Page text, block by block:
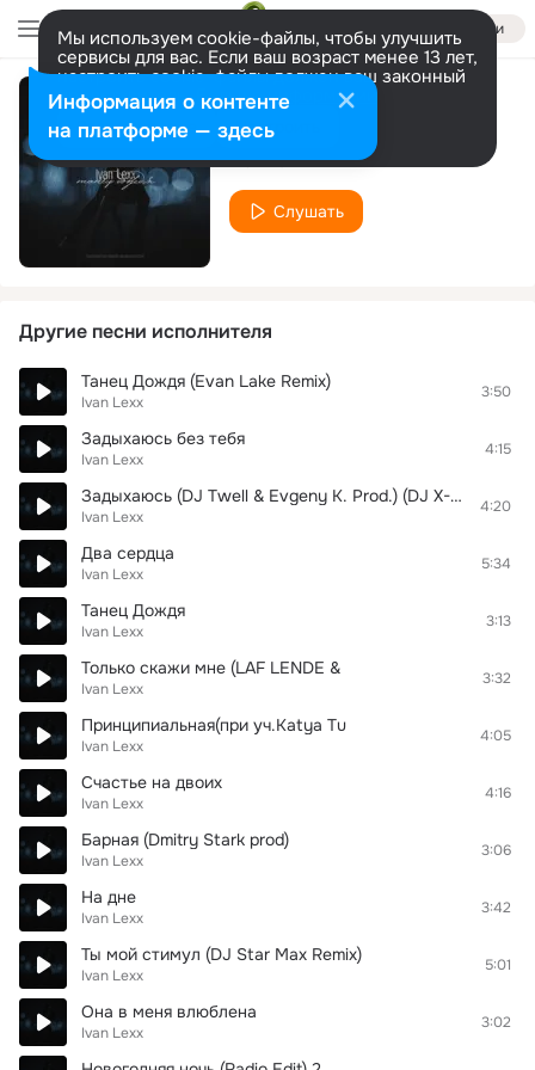
Войти
Мы используем cookie-файлы, чтобы улучшить
сервисы для вас. Если ваш возраст менее 13 лет,
настроить cookie-файлы должен ваш законный
представитель. Больше информации
Разрешить все Настроить
Не Моя
Ivan Lexx
Слушать
Другие песни исполнителя
Танец Дождя (Evan Lake Remix)
Ivan Lexx
3:50
Задыхаюсь без тебя
Ivan Lexx
4:15
Задыхаюсь (DJ Twell & Evgeny K. Prod.) (DJ X-KZ Dance Remix)
Ivan Lexx
4:20
Два сердца
Ivan Lexx
5:34
Танец Дождя
Ivan Lexx
3:13
Только скажи мне (LAF LENDE &
Ivan Lexx
3:32
Принципиальная(при уч.Katya Tu
Ivan Lexx
4:05
Счастье на двоих
Ivan Lexx
4:16
Барная (Dmitry Stark prod)
Ivan Lexx
3:06
На дне
Ivan Lexx
3:42
Ты мой стимул (DJ Star Max Remix)
Ivan Lexx
5:01
Она в меня влюблена
Ivan Lexx
3:02
Информация о контенте
на платформе — здесь